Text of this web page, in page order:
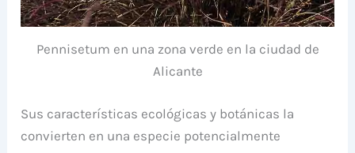
Pennisetum en una zona verde en la ciudad de
Alicante
Sus características ecológicas y botánicas la
convierten en una especie potencialmente